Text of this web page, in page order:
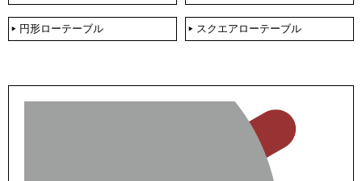
円形ローテーブル スクエアローテーブル